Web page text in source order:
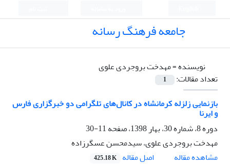
جامعه فرهنگ رسانه
نویسنده =مهدخت بروجردی علوی
تعداد مقالات:
1
بازنمایی زلزله کرمانشاه در کانال‌های تلگرامی دو خبرگزاری فارس
و ایرنا
دوره 8، شماره 30، بهار 1398، صفحه
11-30
مهدخت بروجردی علوی، سیدمحسن عسگرزاده
مشاهده مقاله
اصل مقاله 425.18 K